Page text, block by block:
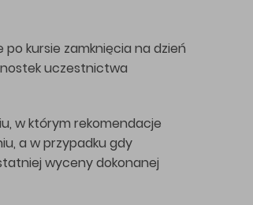
kursie zamknięcia na dzień
uczestnictwa
w którym rekomendacje
a w przypadku gdy
wyceny dokonanej